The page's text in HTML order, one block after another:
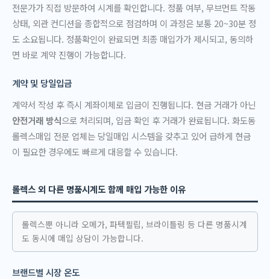
전문가가 직접 방문하여 시계를 확인합니다. 정품 여부, 무브먼트 작동
상태, 외관 컨디션을 종합적으로 점검하며 이 과정은 보통 20~30분 정
도 소요됩니다. 정품확인이 완료되면 최종 매입가가 제시되고, 동의하
면 바로 계약 진행이 가능합니다.
계약 및 당일입금
계약서 작성 후 즉시 계좌이체로 입금이 진행됩니다. 현금 거래가 아닌
안전거래 방식으로 처리되며, 입금 확인 후 거래가 완료됩니다. 화도동
롤렉스매입 전문 업체는 당일매입 시스템을 갖추고 있어 급하게 현금
이 필요한 경우에도 빠르게 대응할 수 있습니다.
롤렉스 외 다른 명품시계도 함께 매입 가능한 이유
롤렉스뿐 아니라 오메가, 파텍필립, 브라이틀링 등 다른 명품시계
도 동시에 매입 상담이 가능합니다.
브랜드별 시장 온도